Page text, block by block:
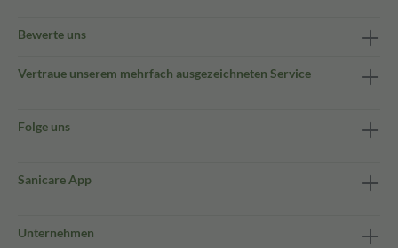
Bewerte uns
Vertraue unserem mehrfach ausgezeichneten Service
Folge uns
Sanicare App
Unternehmen